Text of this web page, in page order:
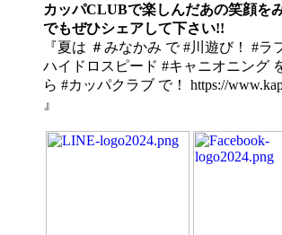
カッパCLUBで楽しんだあの笑顔を
でもぜひシェアして下さい!!
『夏は ＃みなかみ で #川遊び！ #ラ
ハイドロスピード #キャニオニング
ら #カッパクラブ で！ https://
』